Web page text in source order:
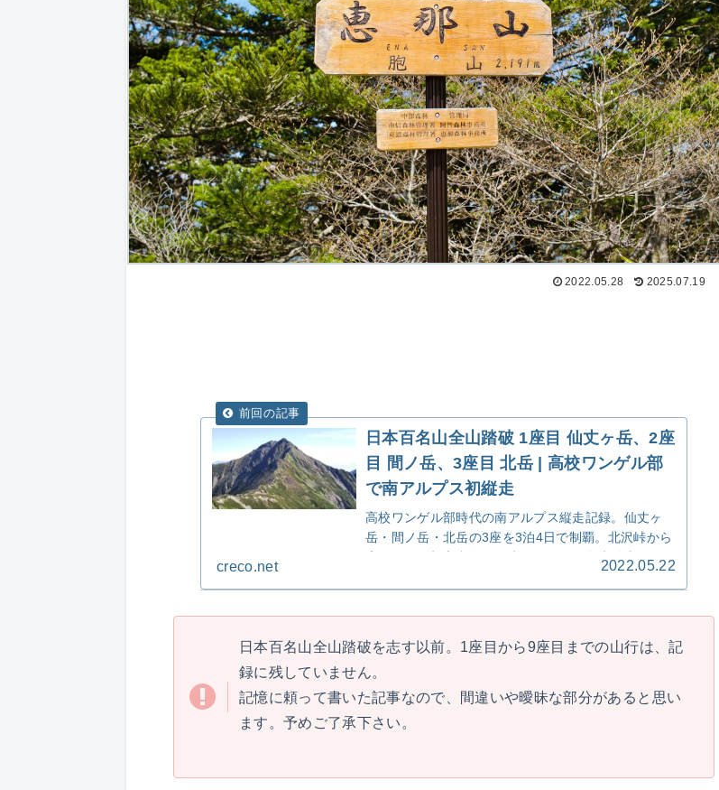
2022.05.28 2025.07.19
日本百名山全山踏破 1座目 仙丈ヶ岳、2座
目 間ノ岳、3座目 北岳 | 高校ワンゲル部
で南アルプス初縦走
高校ワンゲル部時代の南アルプス縦走記録。仙丈ヶ
岳・間ノ岳・北岳の3座を3泊4日で制覇。北沢峠から
広河原への初心者向け縦走ルート。百名山登山の原点
creco.net 2022.05.22
日本百名山全山踏破を志す以前。1座目から9座目までの山行は、記
録に残していません。
記憶に頼って書いた記事なので、間違いや曖昧な部分があると思い
ます。予めご了承下さい。